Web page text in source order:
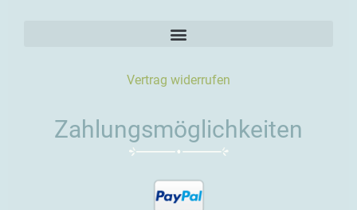
Vertrag widerrufen
Zahlungsmöglichkeiten